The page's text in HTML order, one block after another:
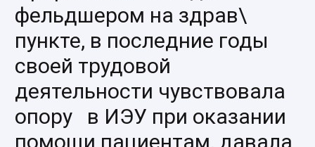
фельдшером на здрав\
пункте, в последние годы
своей трудовой
деятельности чувствовала
опору в ИЭУ при оказании
помощи пациентам, давала